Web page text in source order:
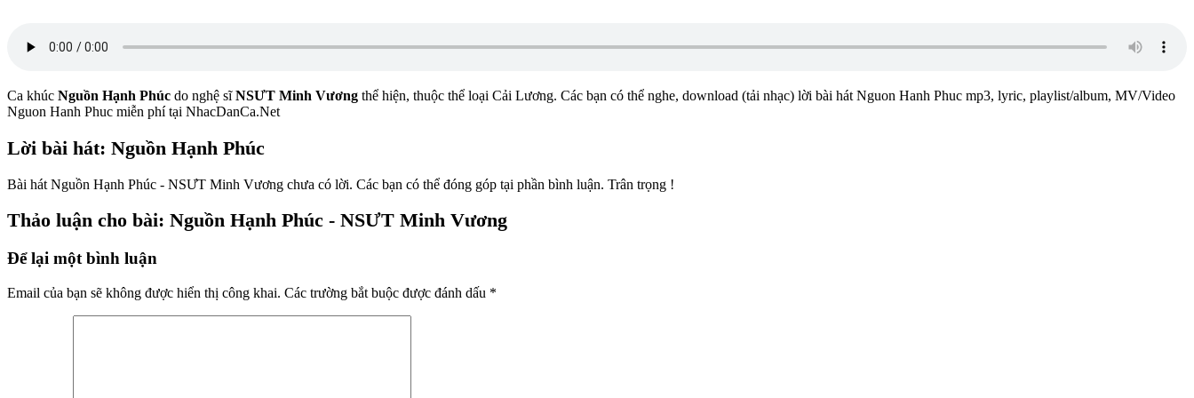
Ca khúc Nguồn Hạnh Phúc do nghệ sĩNSƯT Minh Vương thể hiện, thuộc thể loại Cải Lương. Các bạn có thể nghe, download (tải nhạc) lời bài hát Nguon Hanh Phuc mp3, lyric, playlist/album, MV/Video
Nguon Hanh Phuc miễn phí tại NhacDanCa.Net
Lời bài hát: Nguồn Hạnh Phúc
Bài hát Nguồn Hạnh Phúc - NSƯT Minh Vương chưa có lời. Các bạn có thể đóng góp tại phần bình luận. Trân trọng !
Thảo luận cho bài: Nguồn Hạnh Phúc - NSƯT Minh Vương
Để lại một bình luận
Email của bạn sẽ không được hiển thị công khai. Các trường bắt buộc được đánh dấu *